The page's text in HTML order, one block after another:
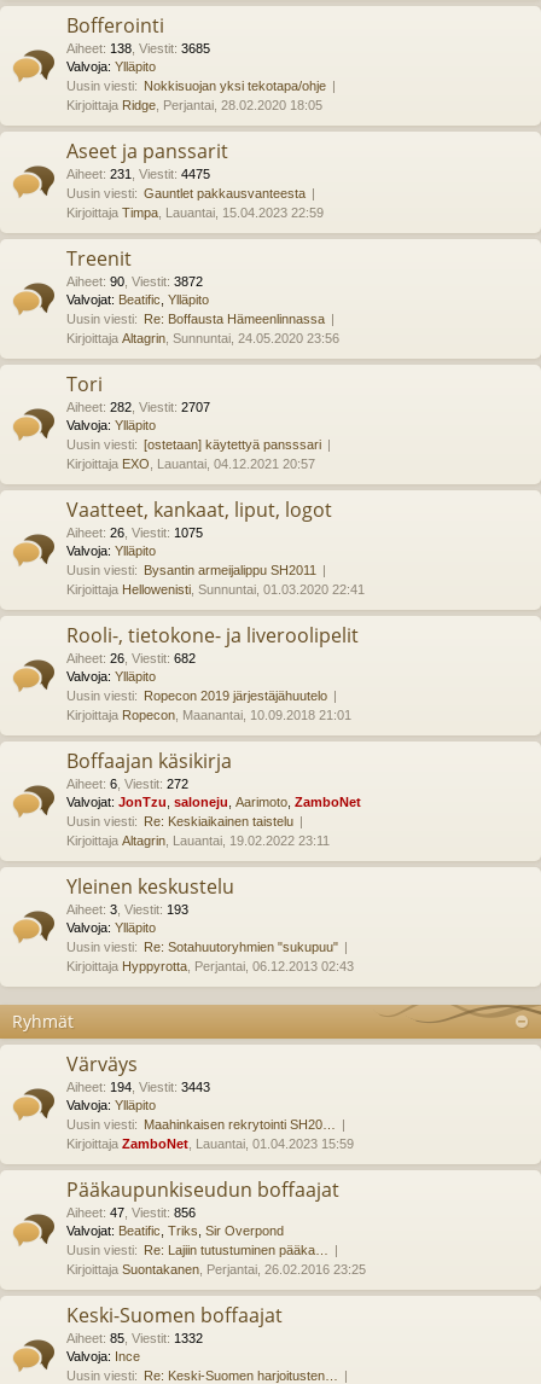
Bofferointi
Aiheet: 138 Viestit: 3685
Valvoja: Ylläpito
Uusin viesti: Nokkisuojan yksi tekotapa/ohje
Kirjoittaja Ridge , Perjantai, 28.02.2020 18:05
Aseet ja panssarit
Aiheet: 231 Viestit: 4475
Uusin viesti: Gauntlet pakkausvanteesta
Kirjoittaja Timpa , Lauantai, 15.04.2023 22:59
Treenit
Aiheet: 90 Viestit: 3872
Valvojat: Beatific Ylläpito
Uusin viesti: Re: Boffausta Hämeenlinnassa
Kirjoittaja Altagrin , Sunnuntai, 24.05.2020 23:56
Tori
Aiheet: 282 Viestit: 2707
Valvoja: Ylläpito
Uusin viesti: [ostetaan] käytettyä pansssari
Kirjoittaja EXO , Lauantai, 04.12.2021 20:57
Vaatteet, kankaat, liput, logot
Aiheet: 26 Viestit: 1075
Valvoja: Ylläpito
Uusin viesti: Bysantin armeijalippu SH2011
Kirjoittaja Hellowenisti , Sunnuntai, 01.03.2020 22:41
Rooli-, tietokone- ja liveroolipelit
Aiheet: 26 Viestit: 682
Valvoja: Ylläpito
Uusin viesti: Ropecon 2019 järjestäjähuutelo
Kirjoittaja Ropecon , Maanantai, 10.09.2018 21:01
Boffaajan käsikirja
Aiheet: 6 Viestit: 272
Valvojat: JonTzu saloneju Aarimoto ZamboNet
Uusin viesti: Re: Keskiaikainen taistelu
Kirjoittaja Altagrin , Lauantai, 19.02.2022 23:11
Yleinen keskustelu
Aiheet: 3 Viestit: 193
Valvoja: Ylläpito
Uusin viesti: Re: Sotahuutoryhmien "sukupuu"
Kirjoittaja Hyppyrotta , Perjantai, 06.12.2013 02:43
Ryhmät
Värväys
Aiheet: 194 Viestit: 3443
Valvoja: Ylläpito
Uusin viesti: Maahinkaisen rekrytointi SH20…
Kirjoittaja ZamboNet , Lauantai, 01.04.2023 15:59
Pääkaupunkiseudun boffaajat
Aiheet: 47 Viestit: 856
Valvojat: Beatific Triks Sir Overpond
Uusin viesti: Re: Lajiin tutustuminen pääka…
Kirjoittaja Suontakanen , Perjantai, 26.02.2016 23:25
Keski-Suomen boffaajat
Aiheet: 85 Viestit: 1332
Valvoja: Ince
Uusin viesti: Re: Keski-Suomen harjoitusten…